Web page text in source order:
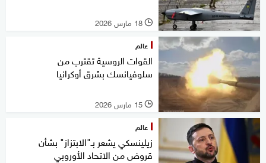
l 18 مارس 2026
عالم
القوات الروسية تقترب من
سلوفيانسك بشرق أوكرانيا
l 15 مارس 2026
عالم
زيلينسكي يشعر بـ"الابتزاز" بشأن
قروض من الاتحاد الأوروبي